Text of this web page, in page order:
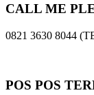
CALL ME
0821 3630 8044
POS POS